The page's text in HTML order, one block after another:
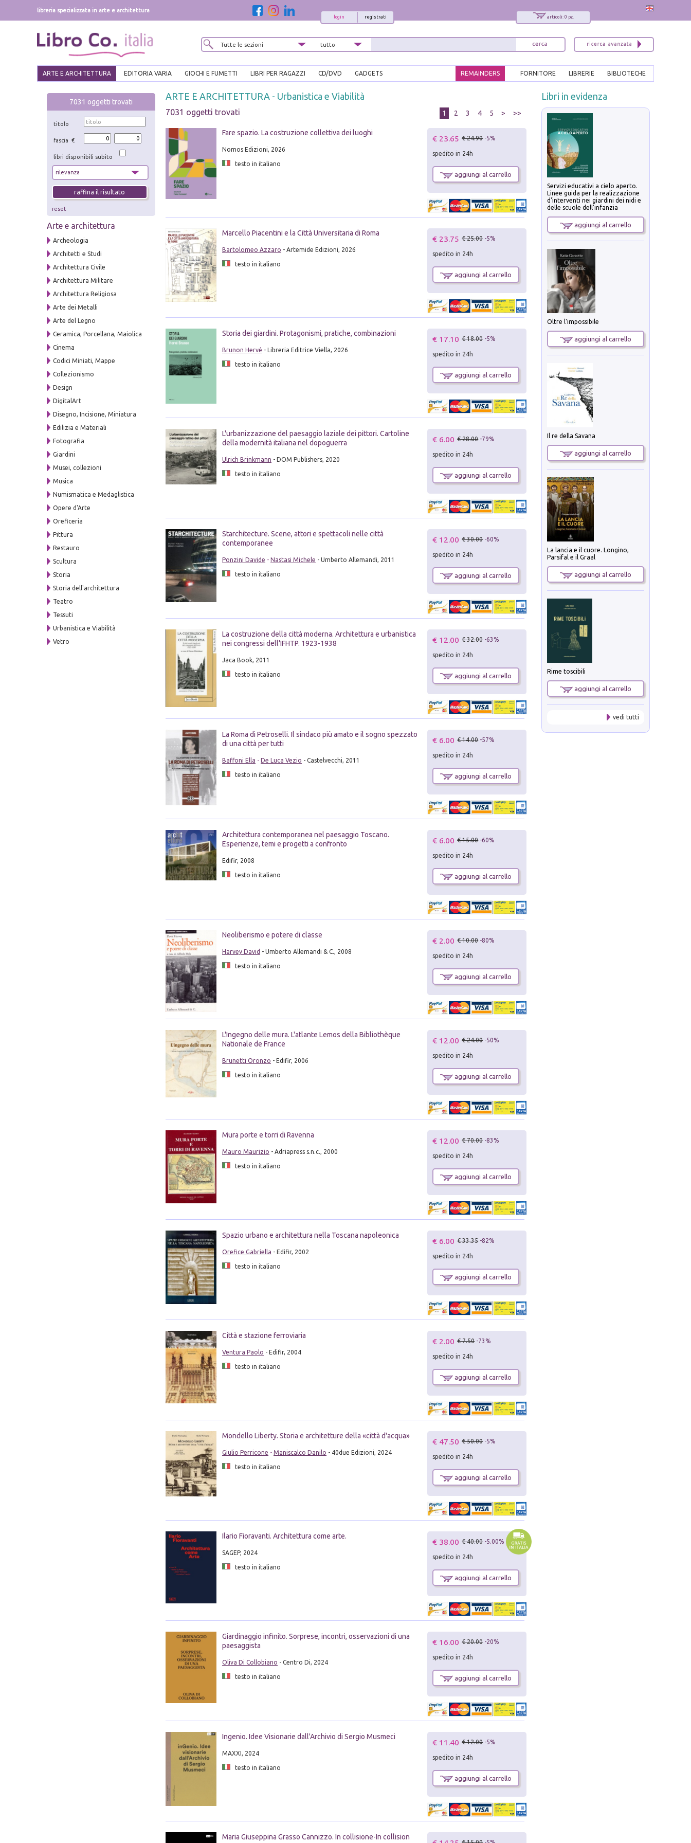
libreria specializzata in arte e architettura
articoli: 0 pz.
registrati
login
ARTE E ARCHITETTURA EDITORIA VARIA GIOCHI E FUMETTI LIBRI PER RAGAZZI CD/DVD GADGETS BIBLIOTECHE
LIBRERIE
FORNITORE
REMAINDERS
7031 oggetti trovati
titolo
fascia €
libri disponibili subito
reset
Arte e architettura
Archeologia
Architetti e Studi
Architettura Civile
Architettura Militare
Architettura Religiosa
Arte dei Metalli
Arte del Legno
Ceramica, Porcellana, Maiolica
Cinema
Codici Miniati, Mappe
Collezionismo
Design
DigitalArt
Disegno, Incisione, Miniatura
Edilizia e Materiali
Fotografia
Giardini
Musei, collezioni
Musica
Numismatica e Medaglistica
Opere d'Arte
Oreficeria
Pittura
Restauro
Scultura
Storia
Storia dell'architettura
Teatro
Tessuti
Urbanistica e Viabilità
Vetro
ARTE E ARCHITETTURA - Urbanistica e Viabilità
7031 oggetti trovati 1 2 3 4 5 > >>
Fare spazio. La costruzione collettiva dei luoghi
Nomos Edizioni, 2026
testo in italiano
€ 23.65 € 24.90 -5%
spedito in 24h
aggiungi al carrello
Marcello Piacentini e la Città Universitaria di Roma
Bartolomeo Azzaro - Artemide Edizioni, 2026
testo in italiano
€ 23.75 € 25.00 -5%
spedito in 24h
aggiungi al carrello
Storia dei giardini. Protagonismi, pratiche, combinazioni
Brunon Hervé - Libreria Editrice Viella, 2026
testo in italiano
€ 17.10 € 18.00 -5%
spedito in 24h
aggiungi al carrello
L'urbanizzazione del paesaggio laziale dei pittori. Cartoline
della modernità italiana nel dopoguerra
Ulrich Brinkmann - DOM Publishers, 2020
testo in italiano
€ 6.00 € 28.00 -79%
spedito in 24h
aggiungi al carrello
Starchitecture. Scene, attori e spettacoli nelle città
contemporanee
Ponzini Davide -Nastasi Michele - Umberto Allemandi, 2011
testo in italiano
€ 12.00 € 30.00 -60%
spedito in 24h
aggiungi al carrello
La costruzione della città moderna. Architettura e urbanistica
nei congressi dell'IFHTP. 1923-1938
Jaca Book, 2011
testo in italiano
€ 12.00 € 32.00 -63%
spedito in 24h
aggiungi al carrello
La Roma di Petroselli. Il sindaco più amato e il sogno spezzato
di una città per tutti
Baffoni Ella -De Luca Vezio - Castelvecchi, 2011
testo in italiano
€ 6.00 € 14.00 -57%
spedito in 24h
aggiungi al carrello
Architettura contemporanea nel paesaggio Toscano.
Esperienze, temi e progetti a confronto
Edifir, 2008
testo in italiano
€ 6.00 € 15.00 -60%
spedito in 24h
aggiungi al carrello
Neoliberismo e potere di classe
Harvey David - Umberto Allemandi & C., 2008
testo in italiano
€ 2.00 € 10.00 -80%
spedito in 24h
aggiungi al carrello
L'Ingegno delle mura. L'atlante Lemos della Bibliothèque
Nationale de France
Brunetti Oronzo - Edifir, 2006
testo in italiano
€ 12.00 € 24.00 -50%
spedito in 24h
aggiungi al carrello
Mura porte e torri di Ravenna
Mauro Maurizio - Adriapress s.n.c., 2000
testo in italiano
€ 12.00 € 70.00 -83%
spedito in 24h
aggiungi al carrello
Spazio urbano e architettura nella Toscana napoleonica
Orefice Gabriella - Edifir, 2002
testo in italiano
€ 6.00 € 33.35 -82%
spedito in 24h
aggiungi al carrello
Città e stazione ferroviaria
Ventura Paolo - Edifir, 2004
testo in italiano
€ 2.00 € 7.50 -73%
spedito in 24h
aggiungi al carrello
Mondello Liberty. Storia e architetture della «città d'acqua»
Giulio Perricone -Maniscalco Danilo - 40due Edizioni, 2024
testo in italiano
€ 47.50 € 50.00 -5%
spedito in 24h
aggiungi al carrello
Ilario Fioravanti. Architettura come arte.
SAGEP, 2024
testo in italiano
€ 38.00 € 40.00 -5.00%
spedito in 24h
aggiungi al carrello
Giardinaggio infinito. Sorprese, incontri, osservazioni di una
paesaggista
Oliva Di Collobiano - Centro Di, 2024
testo in italiano
€ 16.00 € 20.00 -20%
spedito in 24h
aggiungi al carrello
Ingenio. Idee Visionarie dall'Archivio di Sergio Musmeci
MAXXI, 2024
testo in italiano
€ 11.40 € 12.00 -5%
spedito in 24h
aggiungi al carrello
Maria Giuseppina Grasso Cannizzo. In collisione-In collision
Libri in evidenza
Servizi educativi a cielo aperto.
Linee guida per la realizzazione
d'interventi nei giardini dei nidi e
delle scuole dell'infanzia
aggiungi al carrello
Oltre l'impossibile
aggiungi al carrello
Il re della Savana
aggiungi al carrello
La lancia e il cuore. Longino,
Parsifal e il Graal
aggiungi al carrello
Rime toscibili
aggiungi al carrello
vedi tutti